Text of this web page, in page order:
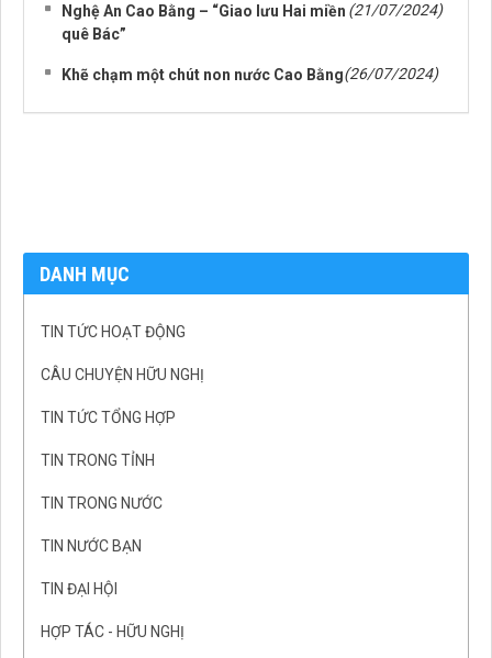
Nghệ An Cao Bằng – “Giao lưu Hai miền
quê Bác”
(21/07/2024)
Khẽ chạm một chút non nước Cao Bằng(26/07/2024)
DANH MỤC
TIN TỨC HOẠT ĐỘNG
CÂU CHUYỆN HỮU NGHỊ
TIN TỨC TỔNG HỢP
TIN TRONG TỈNH
TIN TRONG NƯỚC
TIN NƯỚC BẠN
TIN ĐẠI HỘI
HỢP TÁC - HỮU NGHỊ